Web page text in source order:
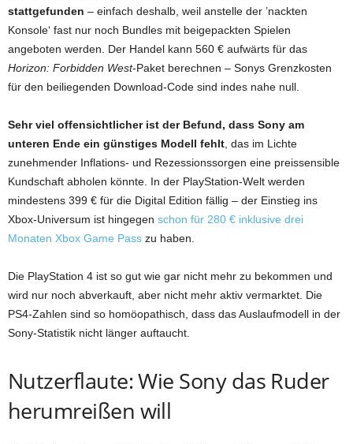
stattgefunden – einfach deshalb, weil anstelle der ’nackten
Konsole‘ fast nur noch Bundles mit beigepackten Spielen
angeboten werden. Der Handel kann 560 € aufwärts für das
Horizon: Forbidden West-Paket berechnen – Sonys Grenzkosten
für den beiliegenden Download-Code sind indes nahe null.
Sehr viel offensichtlicher ist der Befund, dass Sony am
unteren Ende ein günstiges Modell fehlt , das im Lichte
zunehmender Inflations- und Rezessionssorgen eine preissensible
Kundschaft abholen könnte. In der PlayStation-Welt werden
mindestens 399 € für die Digital Edition fällig – der Einstieg ins
Xbox-Universum ist hingegen schon für 280 € inklusive drei
Monaten Xbox Game Pass zu haben.
Die PlayStation 4 ist so gut wie gar nicht mehr zu bekommen und
wird nur noch abverkauft, aber nicht mehr aktiv vermarktet. Die
PS4-Zahlen sind so homöopathisch, dass das Auslaufmodell in der
Sony-Statistik nicht länger auftaucht.
Nutzerflaute: Wie Sony das Ruder
herumreißen will